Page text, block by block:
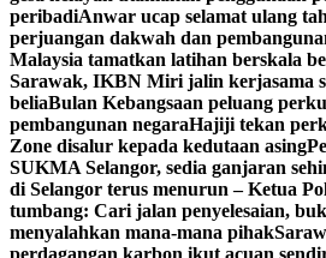
peribadiAnwar ucap selamat ulang
perjuangan dakwah dan
Malaysia tamatkan latihan berskala
Sarawak, IKBN Miri jalin kerjasama
beliaBulan Kebangsaan peluang
pembangunan negaraHajiji tekan
Zone disalur kepada kedutaan asing
SUKMA Selangor, sedia ganjaran
di Selangor terus menurun – Ketua
tumbang: Cari jalan penyelesaian,
menyalahkan mana-mana pihak
perdagangan karbon ikut acuan